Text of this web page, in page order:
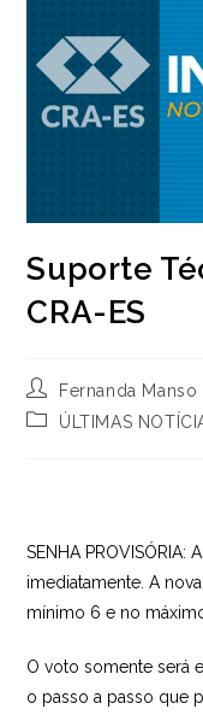
Suporte
CRA-ES
Autor
do
post:
Fernanda Manso
Categoria
ÚLTIMAS
SENHA
imediatamente. A
mínimo 6 e no
O voto somente será
o passo a passo que